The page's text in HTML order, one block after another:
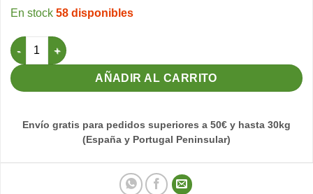
58 disponibles
Nido samsara (Beige) Ø 10 cantidad
AÑADIR AL CARRITO
Envío gratis para pedidos superiores a 50€ y hasta 30kg
(España y Portugal Peninsular)